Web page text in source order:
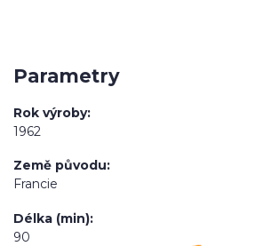
Parametry
Rok výroby
1962
Země původu
Francie
Délka (min)
90